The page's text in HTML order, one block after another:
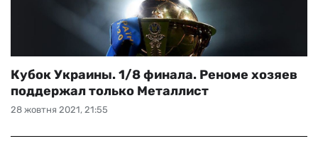
28 жовтня 2021, 21:55
Кубок Украины. 1/8 финала. Реноме хозяев
поддержал только Металлист